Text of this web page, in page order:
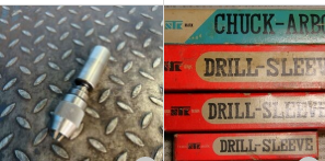
日立 マキタ互換 100mm
M10 穴あけ
クキー セット 穴あけ 研
磨 インパクト